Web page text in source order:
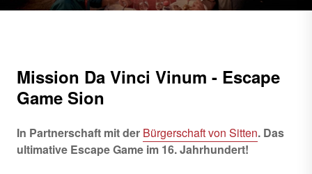
Mission Da Vinci Vinum - Escape
Game Sion
In Partnerschaft mit der Bürgerschaft von Sitten. Das
ultimative Escape Game im 16. Jahrhundert!